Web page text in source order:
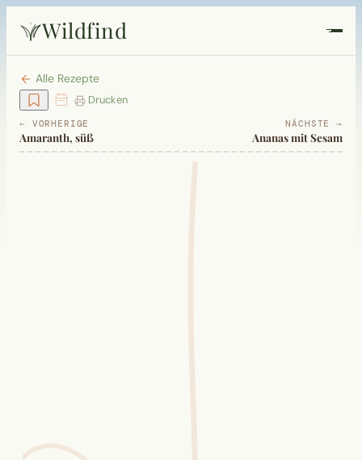
Wildfind
Startseite
Pflanzen
Alle Rezepte
Drucken
← VORHERIGE
Amaranth, süß
NÄCHSTE →
Ananas mit Sesam